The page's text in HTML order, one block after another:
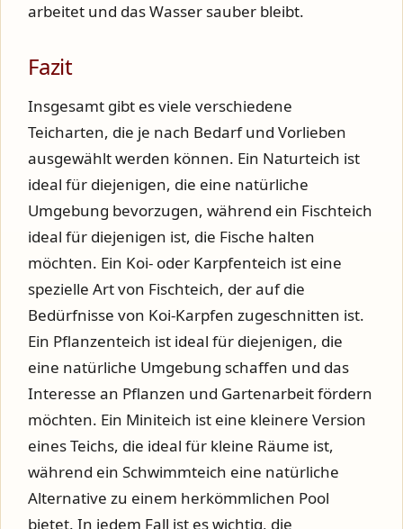
arbeitet und das Wasser sauber bleibt.
Fazit
Insgesamt gibt es viele verschiedene
Teicharten, die je nach Bedarf und Vorlieben
ausgewählt werden können. Ein Naturteich ist
ideal für diejenigen, die eine natürliche
Umgebung bevorzugen, während ein Fischteich
ideal für diejenigen ist, die Fische halten
möchten. Ein Koi- oder Karpfenteich ist eine
spezielle Art von Fischteich, der auf die
Bedürfnisse von Koi-Karpfen zugeschnitten ist.
Ein Pflanzenteich ist ideal für diejenigen, die
eine natürliche Umgebung schaffen und das
Interesse an Pflanzen und Gartenarbeit fördern
möchten. Ein Miniteich ist eine kleinere Version
eines Teichs, die ideal für kleine Räume ist,
während ein Schwimmteich eine natürliche
Alternative zu einem herkömmlichen Pool
bietet. In jedem Fall ist es wichtig, die